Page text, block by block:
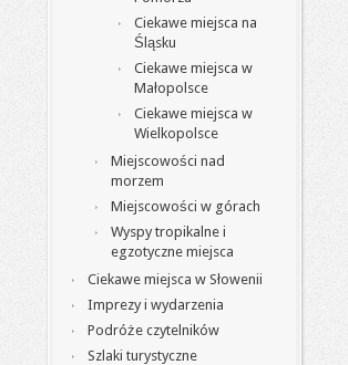
Ciekawe miejsca na
Śląsku
Ciekawe miejsca w
Małopolsce
Ciekawe miejsca w
Wielkopolsce
Miejscowości nad
morzem
Miejscowości w górach
Wyspy tropikalne i
egzotyczne miejsca
Ciekawe miejsca w Słowenii
Imprezy i wydarzenia
Podróże czytelników
Szlaki turystyczne